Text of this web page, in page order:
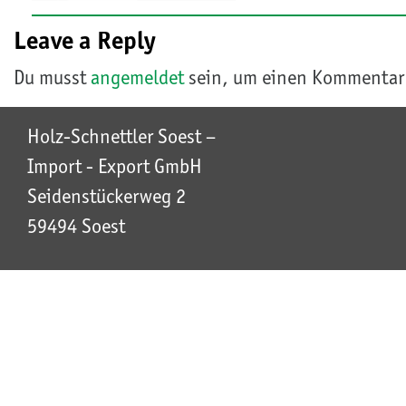
Leave a Reply
Du musstangemeldetsein, um einen
Holz-Schnettler Soest –
Import - Export GmbH
Seidenstückerweg 2
59494 Soest